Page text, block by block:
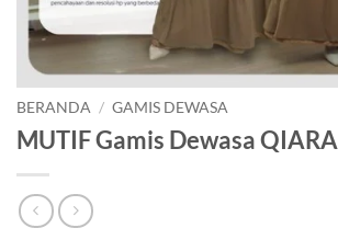
BERANDA / GAMIS DEWASA
MUTIF Gamis Dewasa QIARA